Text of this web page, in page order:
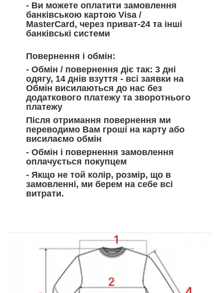
- Ви можете оплатити замовлення
банківською картою Visa /
MasterCard, через приват-24 та інші
банківські системи
Повернення і обмін:
- Обмін / повернення діє так: 3 дні
одягу, 14 днів взуття - всі заявки на
Обмін висилаються до нас без
додаткового платежу та зворотнього
платежу
Після отримання повернення ми
переводимо Вам гроші на карту або
висилаємо обмін
- Обмін і повернення замовлення
оплачується покупцем
- Якщо не той колір, розмір, що в
замовленні, ми берем на себе всі
витрати.